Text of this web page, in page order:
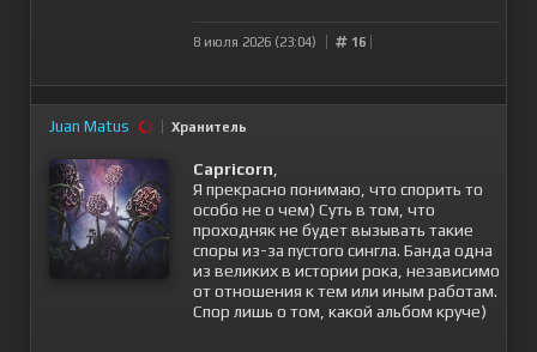
8 июля 2026 (23:04) 16
Juan Matus Хранитель
Capricorn
Я прекрасно понимаю, что спорить то
особо не о чем) Суть в том, что
проходняк не будет вызывать такие
споры из-за пустого сингла. Банда одна
из великих в истории рока, независимо
от отношения к тем или иным работам.
Спор лишь о том, какой альбом круче)